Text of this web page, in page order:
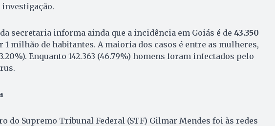
investigação.
secretaria informa ainda que a incidência em Goiás é de 43.350
1 milhão de habitantes. A maioria dos casos é entre as mulheres,
Enquanto 142.363 (46.79%) homens foram infectados pelo
do Supremo Tribunal Federal (STF) Gilmar Mendes foi às redes